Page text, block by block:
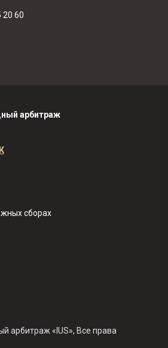
20 60
арбитраж
сборах
арбитраж «IUS», Все права